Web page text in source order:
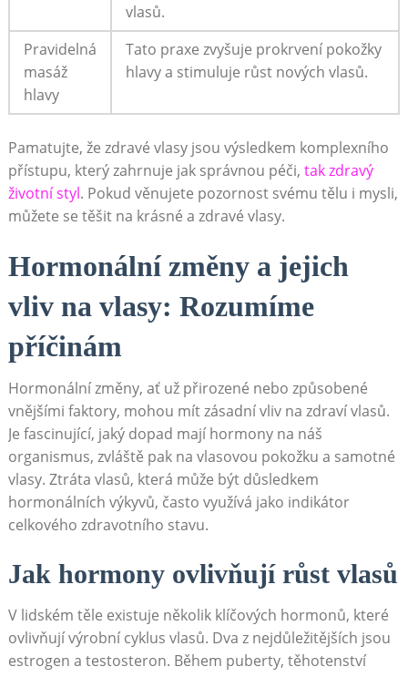
vlasů.
Pravidelná
masáž
hlavy
Tato praxe zvyšuje prokrvení pokožky
hlavy ⁤a stimuluje růst nových vlasů.
Pamatujte, že zdravé vlasy ​jsou výsledkem komplexního
přístupu,​ který zahrnuje jak správnou péči, tak zdravý
životní styl. Pokud věnujete⁣ pozornost svému tělu i mysli,
můžete se​ těšit ‌na krásné⁣ a zdravé vlasy.
Hormonální změny a jejich
vliv na vlasy: Rozumíme
příčinám
Hormonální změny, ať už přirozené nebo způsobené
vnějšími faktory, mohou mít zásadní vliv na zdraví‍ vlasů.⁤
Je ⁤fascinující,⁣ jaký dopad mají hormony na náš
organismus, zvláště pak na vlasovou pokožku‌ a samotné
vlasy. Ztráta​ vlasů,⁢ která může být důsledkem
hormonálních výkyvů, ‍často‍ využívá jako indikátor
celkového zdravotního stavu.
Jak hormony ovlivňují růst vlasů
V lidském těle existuje několik klíčových hormonů, které
ovlivňují výrobní cyklus vlasů. Dva z nejdůležitějších jsou
estrogen a testosteron. Během puberty, těhotenství